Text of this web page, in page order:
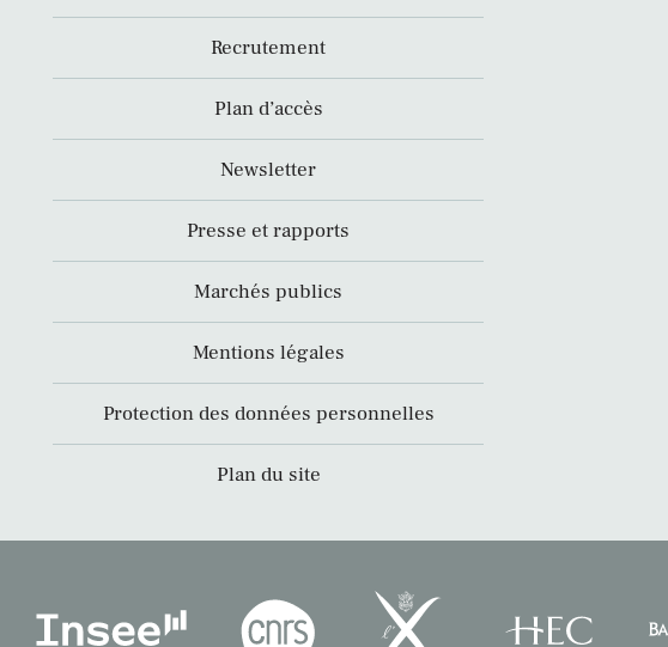
Recrutement
Plan d’accès
Newsletter
Presse et rapports
Marchés publics
Mentions légales
Protection des données personnelles
Plan du site